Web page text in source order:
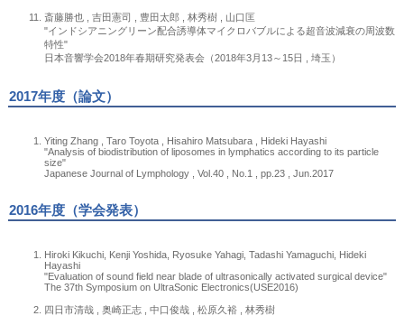
斎藤勝也 , 吉田憲司 , 豊田太郎 , 林秀樹 , 山口匡
"インドシアニングリーン配合誘導体マイクロバブルによる超音波減衰の周波数
特性"
日本音響学会2018年春期研究発表会（2018年3月13～15日 , 埼玉）
2017年度（論文）
Yiting Zhang , Taro Toyota , Hisahiro Matsubara , Hideki Hayashi
"Analysis of biodistribution of liposomes in lymphatics according to its particle
size"
Japanese Journal of Lymphology , Vol.40 , No.1 , pp.23 , Jun.2017
2016年度（学会発表）
Hiroki Kikuchi, Kenji Yoshida, Ryosuke Yahagi, Tadashi Yamaguchi, Hideki
Hayashi
"Evaluation of sound field near blade of ultrasonically activated surgical device"
The 37th Symposium on UltraSonic Electronics(USE2016)
四日市清哉 , 奥崎正志 , 中口俊哉 , 松原久裕 , 林秀樹